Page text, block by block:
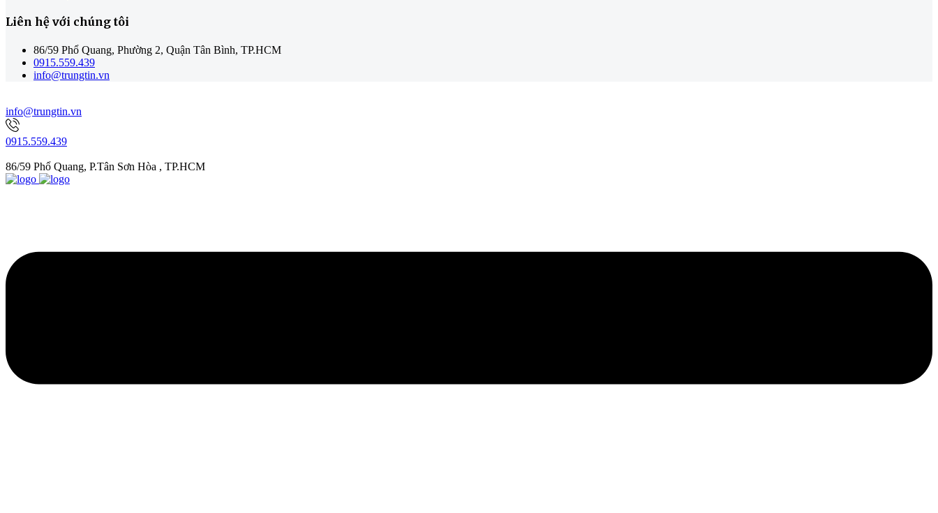
Liên hệ với chúng tôi
86/59 Phổ Quang, Phường 2, Quận Tân Bình, TP.HCM
0915.559.439
info@trungtin.vn
info@trungtin.vn
0915.559.439
86/59 Phổ Quang, P.Tân Sơn Hòa , TP.HCM